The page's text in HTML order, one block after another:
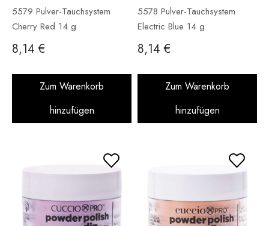
5579 Pulver-Tauchsystem
Cherry Red 14 g
8,14 €
Zum Warenkorb
hinzufügen
5578 Pulver-Tauchsystem
Electric Blue 14 g
8,14 €
Zum Warenkorb
hinzufügen